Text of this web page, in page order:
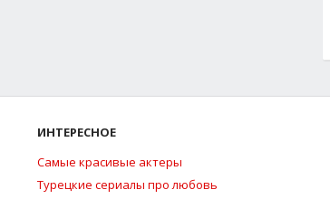
ИНТЕРЕСНОЕ
Самые красивые актеры
Турецкие сериалы про любовь